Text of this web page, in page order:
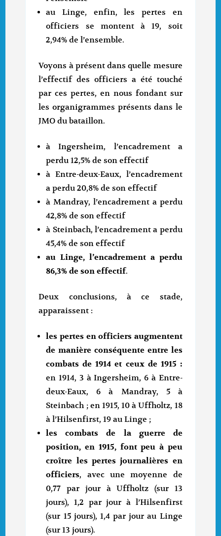
au Linge, enfin, les pertes en
officiers se montent à 19, soit
2,94% de l’ensemble.
Voyons à présent dans quelle mesure
l’effectif des officiers a été touché
par ces pertes, en nous fondant sur
les organigrammes présents dans le
JMO du bataillon.
à Ingersheim, l’encadrement a
perdu 12,5% de son effectif
à Entre-deux-Eaux, l’encadrement
a perdu 20,8% de son effectif
à Mandray, l’encadrement a perdu
42,8% de son effectif
à Steinbach, l’encadrement a perdu
45,4% de son effectif
au Linge, l’encadrement a perdu
86,3% de son effectif.
Deux conclusions, à ce stade,
apparaissent :
les pertes en officiers augmentent
de manière conséquente entre les
combats de 1914 et ceux de 1915 :
en 1914, 3 à Ingersheim, 6 à Entre-
deux-Eaux, 6 à Mandray, 5 à
Steinbach ; en 1915, 10 à Uffholtz, 18
à l’Hilsenfirst, 19 au Linge ;
les combats de la guerre de
position, en 1915, font peu à peu
croître les pertes journalières en
officiers, avec une moyenne de
0,77 par jour à Uffholtz (sur 13
jours), 1,2 par jour à l’Hilsenfirst
(sur 15 jours), 1,4 par jour au Linge
(sur 13 jours).